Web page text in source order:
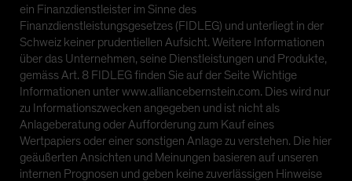
ein Finanzdienstleister im Sinne des
Finanzdienstleistungsgesetzes (FIDLEG) und unterliegt in der
Schweiz keiner prudentiellen Aufsicht. Weitere Informationen
über das Unternehmen, seine Dienstleistungen und Produkte,
gemäss Art. 8 FIDLEG finden Sie auf der Seite Wichtige
Informationen unter www.alliancebernstein.com. Dies wird nur
zu Informationszwecken angegeben und ist nicht als
Anlageberatung oder Aufforderung zum Kauf eines
Wertpapiers oder einer sonstigen Anlage zu verstehen. Die hier
geäußerten Ansichten und Meinungen basieren auf unseren
internen Prognosen und geben keine zuverlässigen Hinweise